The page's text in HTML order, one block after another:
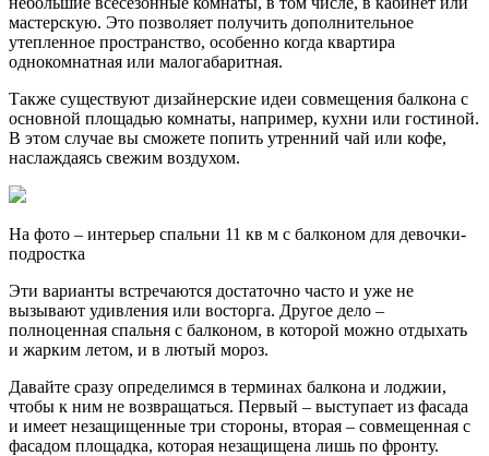
мастерскую. Это позволяет получить дополнительное
утепленное пространство, особенно когда квартира
однокомнатная или малогабаритная.
Также существуют дизайнерские идеи совмещения балкона с
основной площадью комнаты, например, кухни или гостиной.
В этом случае вы сможете попить утренний чай или кофе,
наслаждаясь свежим воздухом.
На фото – интерьер спальни 11 кв м с балконом для девочки-
подростка
Эти варианты встречаются достаточно часто и уже не
вызывают удивления или восторга. Другое дело –
полноценная спальня с балконом, в которой можно отдыхать
и жарким летом, и в лютый мороз.
Давайте сразу определимся в терминах балкона и лоджии,
чтобы к ним не возвращаться. Первый – выступает из фасада
и имеет незащищенные три стороны, вторая – совмещенная с
фасадом площадка, которая незащищена лишь по фронту.